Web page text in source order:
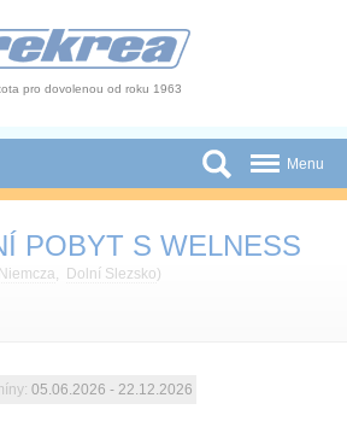
pro dovolenou od roku 1963
Menu
POBYT S WELNESS
Niemcza, Dolní Slezsko)
05.06.2026 - 22.12.2026